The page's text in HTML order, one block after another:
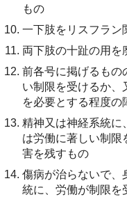
もの
一下肢をリスフラン
両下肢の十趾の用を
前各号に掲げるもの
い制限を受けるか、
を必要とする程度の
精神又は神経系統に
は労働に著しい制限
害を残すもの
傷病が治らないで、
統に、労働が制限を